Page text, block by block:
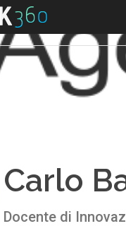
Carlo
Docente di